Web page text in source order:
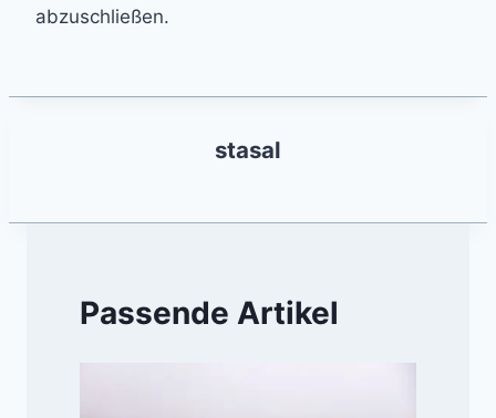
abzuschließen.
stasal
Passende Artikel